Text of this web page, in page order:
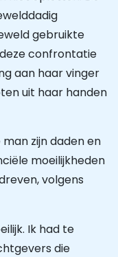
gebruikte
confrontatie
aan haar vinger
uit haar handen
zijn daden en
moeilijkheden
volgens
Ik had te
die